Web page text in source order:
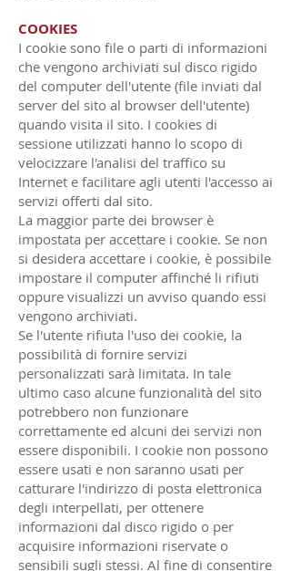
COOKIES
I cookie sono file o parti di informazioni
che vengono archiviati sul disco rigido
del computer dell'utente (file inviati dal
server del sito al browser dell'utente)
quando visita il sito. I cookies di
sessione utilizzati hanno lo scopo di
velocizzare l'analisi del traffico su
Internet e facilitare agli utenti l'accesso ai
servizi offerti dal sito.
La maggior parte dei browser è
impostata per accettare i cookie. Se non
si desidera accettare i cookie, è possibile
impostare il computer affinché li rifiuti
oppure visualizzi un avviso quando essi
vengono archiviati.
Se l'utente rifiuta l'uso dei cookie, la
possibilità di fornire servizi
personalizzati sarà limitata. In tale
ultimo caso alcune funzionalità del sito
potrebbero non funzionare
correttamente ed alcuni dei servizi non
essere disponibili. I cookie non possono
essere usati e non saranno usati per
catturare l'indirizzo di posta elettronica
degli interpellati, per ottenere
informazioni dal disco rigido o per
acquisire informazioni riservate o
sensibili sugli stessi. Al fine di consentire